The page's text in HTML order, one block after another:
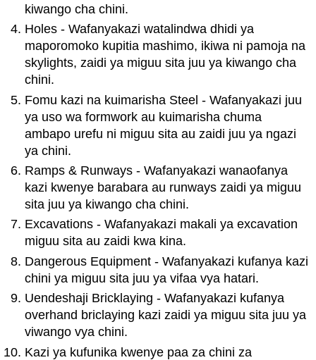
kiwango cha chini.
Holes - Wafanyakazi watalindwa dhidi ya
maporomoko kupitia mashimo, ikiwa ni pamoja na
skylights, zaidi ya miguu sita juu ya kiwango cha
chini.
Fomu kazi na kuimarisha Steel - Wafanyakazi juu
ya uso wa formwork au kuimarisha chuma
ambapo urefu ni miguu sita au zaidi juu ya ngazi
ya chini.
Ramps & Runways - Wafanyakazi wanaofanya
kazi kwenye barabara au runways zaidi ya miguu
sita juu ya kiwango cha chini.
Excavations - Wafanyakazi makali ya excavation
miguu sita au zaidi kwa kina.
Dangerous Equipment - Wafanyakazi kufanya kazi
chini ya miguu sita juu ya vifaa vya hatari.
Uendeshaji Bricklaying - Wafanyakazi kufanya
overhand briclaying kazi zaidi ya miguu sita juu ya
viwango vya chini.
Kazi ya kufunika kwenye paa za chini za